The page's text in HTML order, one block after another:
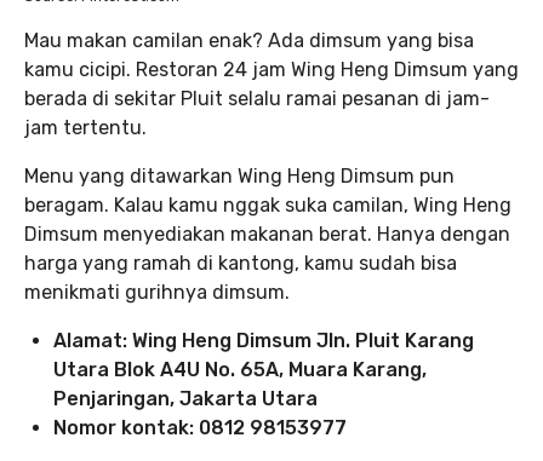
Mau makan camilan enak? Ada dimsum yang bisa
kamu cicipi. Restoran 24 jam Wing Heng Dimsum yang
berada di sekitar Pluit selalu ramai pesanan di jam-
jam tertentu.
Menu yang ditawarkan Wing Heng Dimsum pun
beragam. Kalau kamu nggak suka camilan, Wing Heng
Dimsum menyediakan makanan berat. Hanya dengan
harga yang ramah di kantong, kamu sudah bisa
menikmati gurihnya dimsum.
Alamat: Wing Heng Dimsum Jln. Pluit Karang
Utara Blok A4U No. 65A, Muara Karang,
Penjaringan, Jakarta Utara
Nomor kontak: 0812 98153977